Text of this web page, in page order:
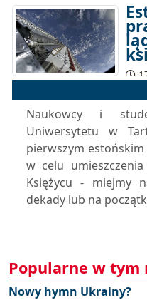
Naukowcy i
Uniwersytetu w
pierwszym
w celu
Księżycu - miejmy
dekady lub na
Popularne w tym
Nowy hymn Ukrainy?